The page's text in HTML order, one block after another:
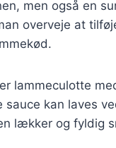
men også en
overveje at
lammeculotte
kan laves
lækker og fyldig